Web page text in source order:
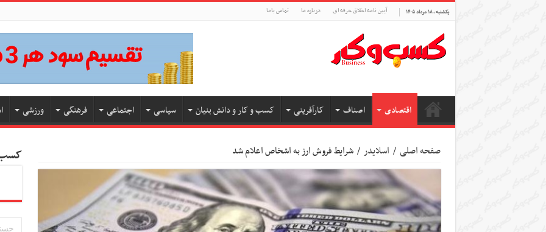
یکشنبه , ۱۸ مرداد ۱۴۰۵ آیین نامه اخلاق حرفه ای درباره ما تماس باما
اقتصادی اصناف کارآفرینی کسب و کار و دانش بنیان سیاسی اجتماعی فرهنگی ورزشی
صفحه اصلی / اسلایدر / شرایط فروش ارز به اشخاص اعلام شد کسب